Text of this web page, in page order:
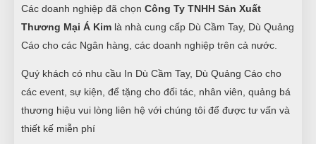
Các doanh nghiệp đã chọn Công Ty TNHH Sản Xuất
Thương Mại Á Kim là nhà cung cấp Dù Cầm Tay, Dù Quảng
Cáo cho các Ngân hàng, các doanh nghiệp trên cả nước.
Quý khách có nhu cầu In Dù Cầm Tay, Dù Quảng Cáo cho
các event, sự kiện, để tặng cho đối tác, nhân viên, quảng bá
thương hiệu vui lòng liên hệ với chúng tôi để được tư vấn và
thiết kế miễn phí